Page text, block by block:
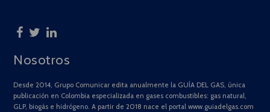
Nosotros
Desde 2014, Grupo Comunicar edita anualmente la GUÍA DEL GAS, única
publicación en Colombia especializada en gases combustibles: gas natural,
GLP, biogás e hidrógeno. A partir de 2018 nace el portal www.guiadelgas.com